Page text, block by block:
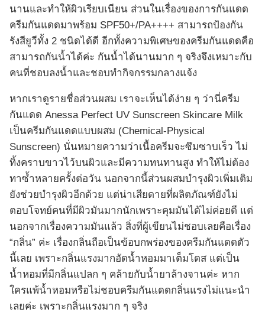
นานและทำให้ผิวเรียบเนียน ส่วนในเรื่องของการกันแดด
ครีมกันแดดมาพร้อม SPF50+/PA++++ สามารถป้องกัน
รังสียูวีทั้ง 2 ชนิดได้ดี อีกทั้งความพิเศษของครีมกันแดดคือ
สามารถกันน้ำได้ค่ะ กันน้ำได้นานมาก ๆ จริงจึงเหมาะกับ
คนที่ชอบลงน้ำและชอบทำกิจกรรมกลางแจ้ง
หากเราดูรายชื่อส่วนผสม เราจะเห็นได้ง่าย ๆ ว่านี่ครีม
กันแดด Anessa Perfect UV Sunscreen Skincare Milk
เป็นครีมกันแดดแบบผสม (Chemical-Physical
Sunscreen) นั่นหมายความว่าเนื้อครีมจะซึมซาบเร็ว ไม่
ทิ้งคราบขาวไว้บนผิวและมีความทนทานสูง ทำให้ไม่ต้อง
ทาซ้ำหลายครั้งต่อวัน นอกจากนี้ส่วนผสมบำรุงผิวเพิ่มเติม
ยังช่วยบำรุงผิวอีกด้วย แต่น่าเสียดายที่ผลิตภัณฑ์ยังไม่
ตอบโจทย์คนที่มีผิวมันมากนักเพราะคุมมันได้ไม่ค่อยดี แต่
นอกจากเรื่องความมันแล้ว สิ่งที่ผู้เขียนไม่ชอบเลยคือเรื่อง
“กลิ่น” ค่ะ เรื่องกลิ่นถือเป็นข้อบกพร่องของครีมกันแดดตัว
นี้เลย เพราะกลิ่นแรงมากอัดน้ำหอมมาเต็มโดส แต่เป็น
น้ำหอมที่มีกลิ่นแปลก ๆ คล้ายกับน้ำยาล้างจานค่ะ หาก
ใครแพ้น้ำหอมหรือไม่ชอบครีมกันแดดกลิ่นแรงไม่แนะนำ
เลยค่ะ เพราะกลิ่นแรงมาก ๆ จริง